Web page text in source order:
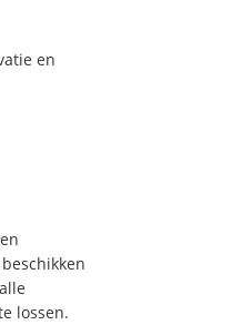
en
lossen.